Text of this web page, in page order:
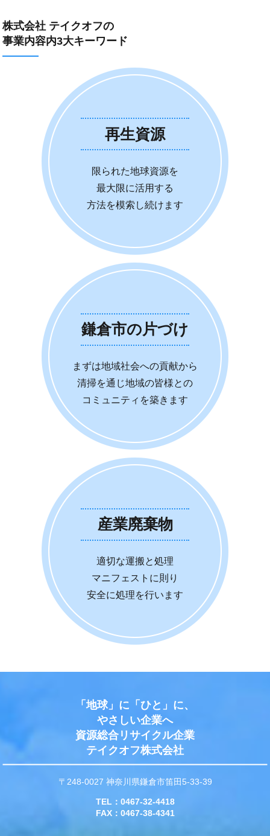
株式会社 テイクオフの
事業内容内3大キーワード
再生資源
限られた地球資源を
最大限に活用する
方法を模索し続けます
鎌倉市の片づけ
まずは地域社会への貢献から
清掃を通じ地域の皆様との
コミュニティを築きます
産業廃棄物
適切な運搬と処理
マニフェストに則り
安全に処理を行います
「地球」に「ひと」に、
やさしい企業へ
資源総合リサイクル企業
テイクオフ株式会社
〒248-0027 神奈川県鎌倉市笛田5-33-39
TEL： 0467-32-4418
FAX： 0467-38-4341